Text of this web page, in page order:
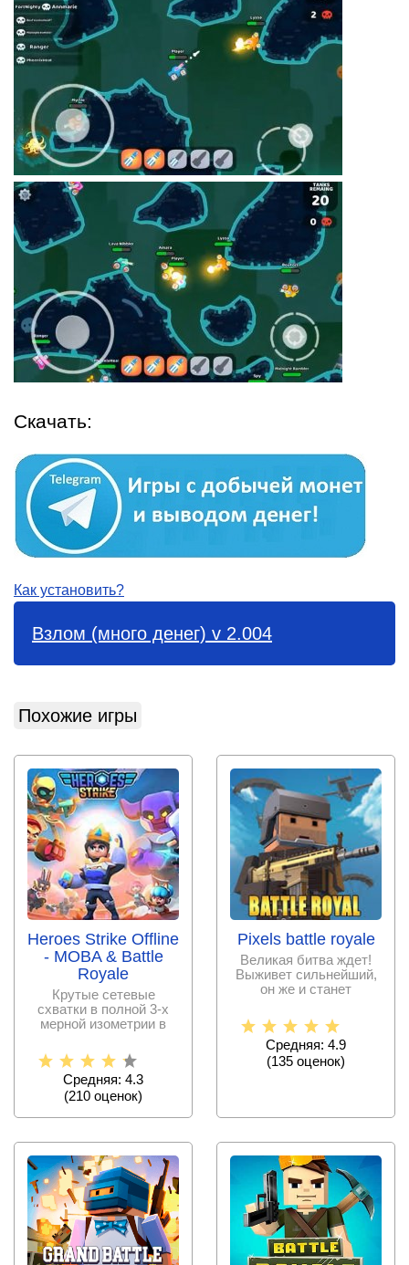
Скачать:
Как установить?
Взлом (много денег) v 2.004
Похожие игры
Heroes Strike Offline
- MOBA & Battle
Royale
Крутые сетевые
схватки в полной 3-х
мерной изометрии в
битвы»,
Средняя: 4.3
(210 оценок)
Pixels battle royale
Великая битва ждет!
Выживет сильнейший,
он же и станет
Средняя: 4.9
(135 оценок)